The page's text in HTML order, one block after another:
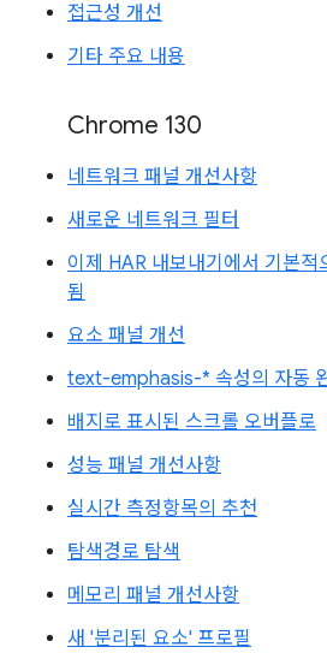
접근성 개선
기타 주요 내용
Chrome 130
네트워크 패널 개선사항
새로운 네트워크 필터
이제 HAR 내보내기에서 기본적
됨
요소 패널 개선
text-emphasis-* 속성의 자동
배지로 표시된 스크롤 오버플로
성능 패널 개선사항
실시간 측정항목의 추천
탐색경로 탐색
메모리 패널 개선사항
새 '분리된 요소' 프로필